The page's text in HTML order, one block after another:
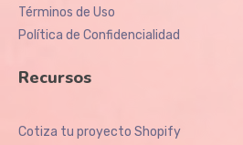
Términos de Uso
Política de Confidencialidad
Recursos
Cotiza tu proyecto Shopify